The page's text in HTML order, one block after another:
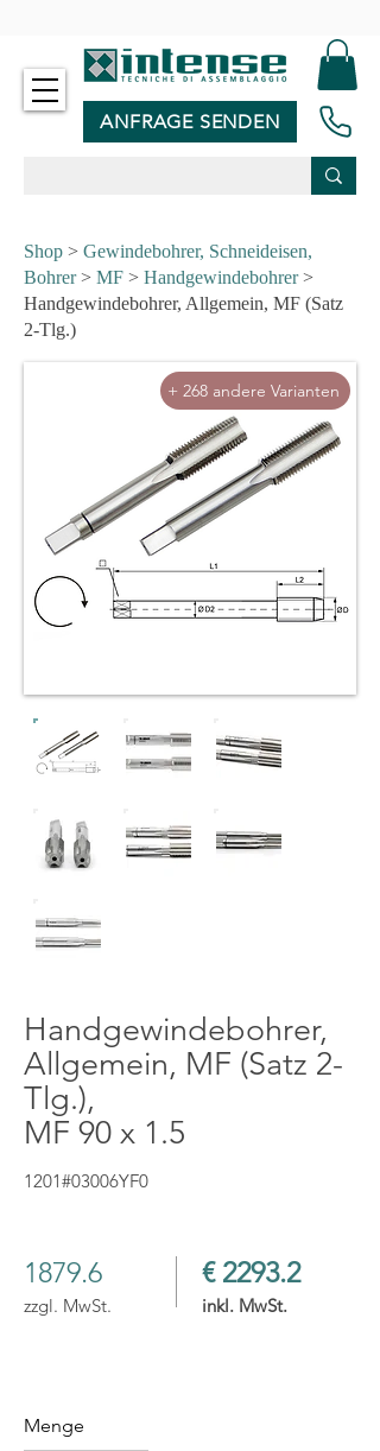
ANFRAGE SENDEN
Shop > Gewindebohrer, Schneideisen,
Bohrer> MF > Handgewindebohrer>
Handgewindebohrer, Allgemein, MF (Satz
2-Tlg.)
+ 268 andere Varianten
Handgewindebohrer,
Allgemein, MF (Satz 2-
Tlg.),
MF 90 x 1.5
1201#03006YF0
1879.6
zzgl. MwSt.
€ 2293.2
inkl. MwSt.
Menge